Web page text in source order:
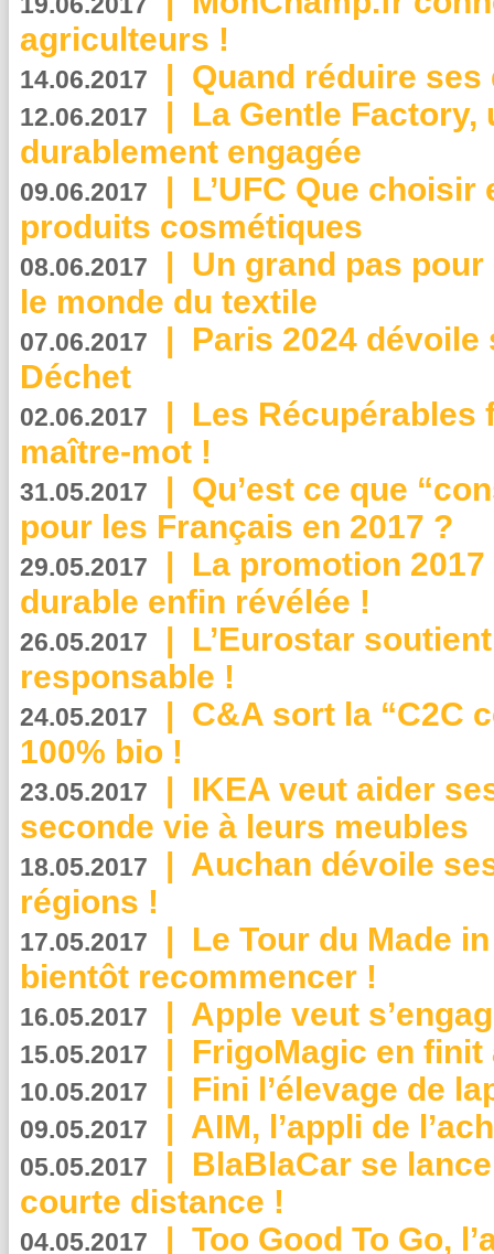
agriculteurs !
14.06.2017 | Quand réduire
12.06.2017 | La Gentle
durablement engagée
09.06.2017 | L’UFC Que
produits cosmétiques
08.06.2017 | Un grand pas
le monde du textile
07.06.2017 | Paris 2024
Déchet
02.06.2017 | Les Récupérables
maître-mot !
31.05.2017 | Qu’est ce que
pour les Français en 2017 ?
29.05.2017 | La promotion
durable enfin révélée !
26.05.2017 | L’Eurostar
responsable !
24.05.2017 | C&A sort la “C2C
100% bio !
23.05.2017 | IKEA veut aider
seconde vie à leurs meubles
18.05.2017 | Auchan dévoile
régions !
17.05.2017 | Le Tour du Made
bientôt recommencer !
16.05.2017 | Apple veut
15.05.2017 | FrigoMagic en
10.05.2017 | Fini l’élevage de
09.05.2017 | AIM, l’appli de
05.05.2017 | BlaBlaCar se
courte distance !
04.05.2017 | Too Good To Go,